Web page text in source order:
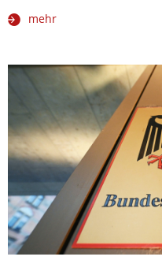
mehr